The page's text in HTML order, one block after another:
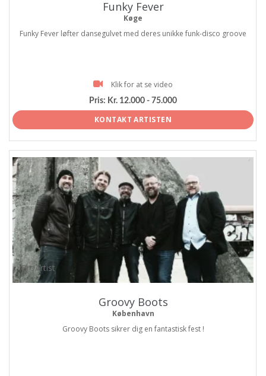
Funky Fever
Køge
Funky Fever løfter dansegulvet med deres unikke funk-disco groove
Klik for at se video
Pris: Kr. 12.000 - 75.000
KONTAKT ARTISTEN
ProArtist
Groovy Boots
København
Groovy Boots sikrer dig en fantastisk fest !